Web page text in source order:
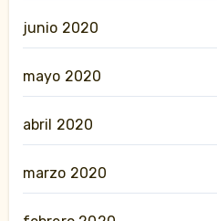
junio 2020
mayo 2020
abril 2020
marzo 2020